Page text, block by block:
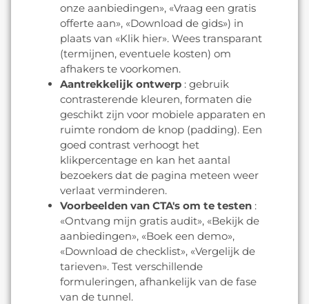
onze aanbiedingen», «Vraag een gratis
offerte aan», «Download de gids») in
plaats van «Klik hier». Wees transparant
(termijnen, eventuele kosten) om
afhakers te voorkomen.
Aantrekkelijk ontwerp : gebruik
contrasterende kleuren, formaten die
geschikt zijn voor mobiele apparaten en
ruimte rondom de knop (padding). Een
goed contrast verhoogt het
klikpercentage en kan het aantal
bezoekers dat de pagina meteen weer
verlaat verminderen.
Voorbeelden van CTA's om te testen :
«Ontvang mijn gratis audit», «Bekijk de
aanbiedingen», «Boek een demo»,
«Download de checklist», «Vergelijk de
tarieven». Test verschillende
formuleringen, afhankelijk van de fase
van de tunnel.